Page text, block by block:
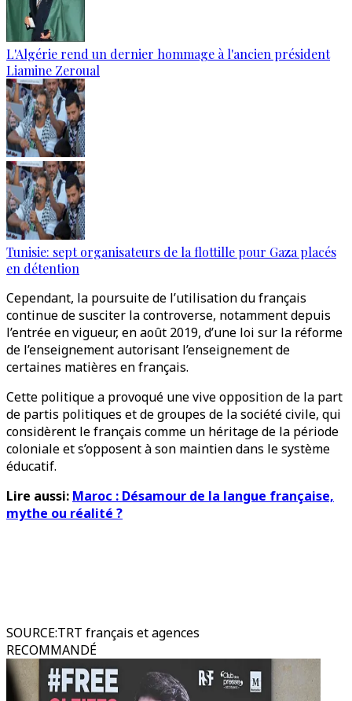
L'Algérie rend un dernier hommage à l'ancien président
Liamine Zeroual
Tunisie: sept organisateurs de la flottille pour Gaza placés
en détention
Cependant, la poursuite de l’utilisation du français
continue de susciter la controverse, notamment depuis
l’entrée en vigueur, en août 2019, d’une loi sur la réforme
de l’enseignement autorisant l’enseignement de
certaines matières en français.
Cette politique a provoqué une vive opposition de la part
de partis politiques et de groupes de la société civile, qui
considèrent le français comme un héritage de la période
coloniale et s’opposent à son maintien dans le système
éducatif.
Lire aussi: Maroc : Désamour de la langue française,
mythe ou réalité ?
SOURCE:TRT français et agences
RECOMMANDÉ